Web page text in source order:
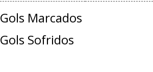
Gols Marcados
Gols Sofridos